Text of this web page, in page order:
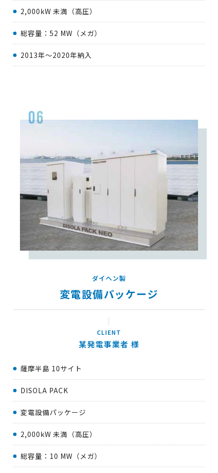
2,000kW 未満（高圧）
総容量：52 MW（メガ）
2013年〜2020年納入
06
ダイヘン製
変電設備パッケージ
某発電事業者
薩摩半島 10サイト
DISOLA PACK
変電設備パッケージ
2,000kW 未満（高圧）
総容量：10 MW（メガ）